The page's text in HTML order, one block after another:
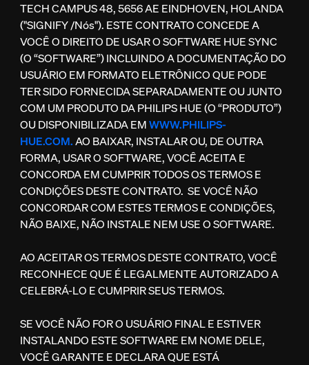
TECH CAMPUS 48, 5656 AE EINDHOVEN, HOLANDA
("SIGNIFY /Nós"). ESTE CONTRATO CONCEDE A
VOCÊ O DIREITO DE USAR O SOFTWARE HUE SYNC
(O “SOFTWARE”) INCLUINDO A DOCUMENTAÇÃO DO
USUÁRIO EM FORMATO ELETRÔNICO QUE PODE
TER SIDO FORNECIDA SEPARADAMENTE OU JUNTO
COM UM PRODUTO DA PHILIPS HUE (O “PRODUTO”)
OU DISPONIBILIZADA EMWWW.PHILIPS-
HUE.COM.AO BAIXAR, INSTALAR OU, DE OUTRA
FORMA, USAR O SOFTWARE, VOCÊ ACEITA E
CONCORDA EM CUMPRIR TODOS OS TERMOS E
CONDIÇÕES DESTE CONTRATO. SE VOCÊ NÃO
CONCORDAR COM ESTES TERMOS E CONDIÇÕES,
NÃO BAIXE, NÃO INSTALE NEM USE O SOFTWARE.
AO ACEITAR OS TERMOS DESTE CONTRATO, VOCÊ
RECONHECE QUE É LEGALMENTE AUTORIZADO A
CELEBRÁ-LO E CUMPRIR SEUS TERMOS.
SE VOCÊ NÃO FOR O USUÁRIO FINAL E ESTIVER
INSTALANDO ESTE SOFTWARE EM NOME DELE,
VOCÊ GARANTE E DECLARA QUE ESTÁ